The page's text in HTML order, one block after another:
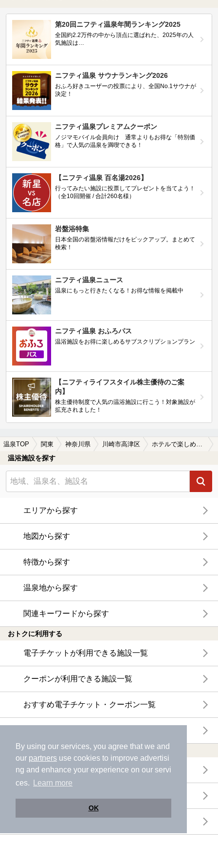
By using our services, you agree that we and
our partners use cookies to improve advertisi
ng and enhance your experience on our servi
ces.
Learn more
OK
第20回ニフティ温泉年間ランキング2025
全国約2.2万件の中から頂点に選ばれた、2025年の人
気施設は…
ニフティ温泉 サウナランキング2026
おふろ好きユーザーの投票により、全国No.1サウナが
決定！
ニフティ温泉プレミアムクーポン
ノジマモバイル会員向け 通常よりもお得な「特別価
格」で人気の温泉を満喫できる！
【ニフティ温泉 百名湯2026】
行ってみたい施設に投票してプレゼントを当てよう！
（全10回開催 / 合計260名様）
岩盤浴特集
日本全国の岩盤浴情報だけをピックアップ。まとめて
検索！
ニフティ温泉ニュース
温泉にもっと行きたくなる！お得な情報を掲載中
ニフティ温泉 おふろパス
温浴施設をお得に楽しめるサブスクリプションプラン
【ニフティライフスタイル株主優待のご案
内】
株主優待制度で人気の温浴施設に行こう！対象施設が
拡充されました！
温泉TOP 関東 神奈川県 川崎市高津区 ホテルで楽しめる川崎市高津区の温泉、日帰り温泉、スーパー銭湯おすすめ
温浴施設を探す
エリアから探す
地図から探す
特徴から探す
温泉地から探す
関連キーワードから探す
おトクに利用する
電子チケットが利用できる施設一覧
クーポンが利用できる施設一覧
おすすめ電子チケット・クーポン一覧
特集・ニュース
ニフティ温泉ニュース